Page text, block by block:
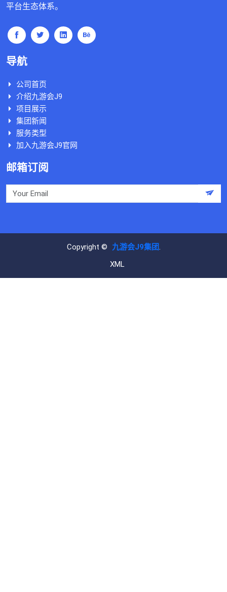
平台生态体系。
导航
公司首页
介绍九游会J9
项目展示
集团新闻
服务类型
加入九游会J9官网
邮箱订阅
Copyright © 九游会J9集团.
XML